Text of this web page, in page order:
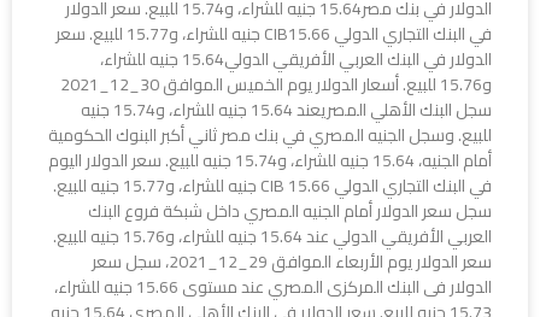
الدولار في بنك مصر15.64 جنيه للشراء، و15.74 للبيع. سعر الدولار
في البنك التجاري الدولي CIB15.66 جنيه للشراء، و15.77 للبيع. سعر
الدولار في البنك العربي الأفريقي الدولي15.64 جنيه للشراء،
و15.76 للبيع. أسعار الدولار يوم الخميس الموافق 30_12_2021
سجل البنك الأهلي المصريعند 15.64 جنيه للشراء، و15.74 جنيه
للبيع. وسجل الجنيه المصري في بنك مصر ثاني أكبر البنوك الحكومية
أمام الجنيه، 15.64 جنيه للشراء، و15.74 جنيه للبيع. سعر الدولار اليوم
في البنك التجاري الدولي CIB 15.66 جنيه للشراء، و15.77 جنيه للبيع.
سجل سعر الدولار أمام الجنيه المصري داخل شبكة فروع البنك
العربي الأفريقي الدولي عند 15.64 جنيه للشراء، و15.76 جنيه للبيع.
سعر الدولار يوم الأربعاء الموافق 29_12_2021، سجل سعر
الدولار فى البنك المركزى المصري عند مستوى 15.66 جنيه للشراء،